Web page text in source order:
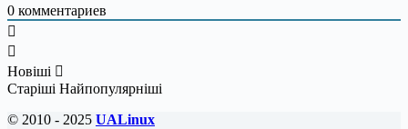
0 комментариев
Новіші
Старіші Найпопулярніші
© 2010 - 2025 UALinux